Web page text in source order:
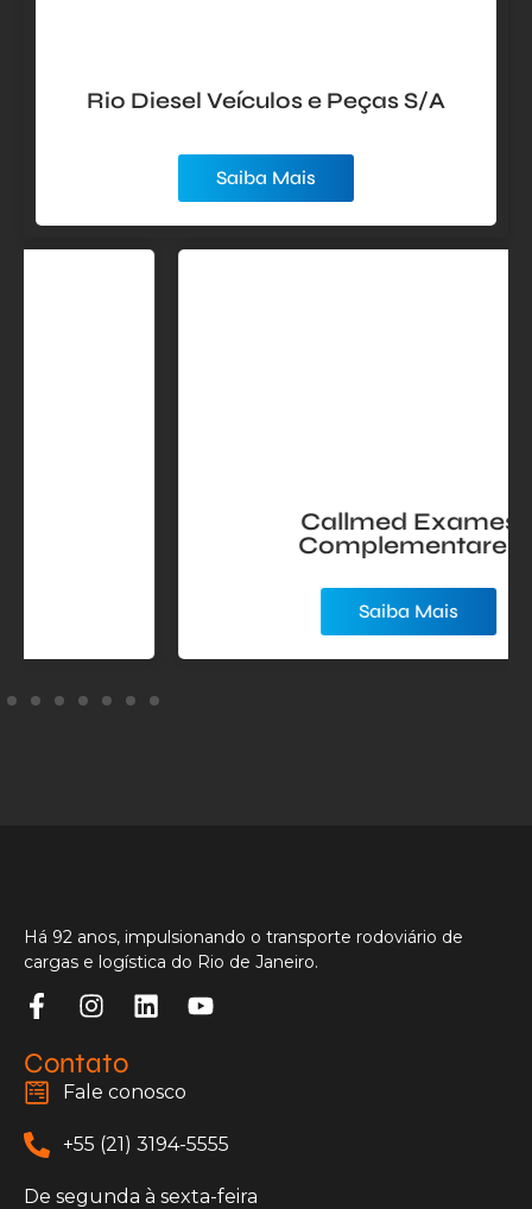
Rio Diesel Veículos e Peças S/A
Saiba Mais
Callmed Exames
Complementares
Há 92 anos, impulsionando o transporte rodoviário de
cargas e logística do Rio de Janeiro.
Contato
Fale conosco
+55 (21) 3194-5555
De segunda à sexta-feira